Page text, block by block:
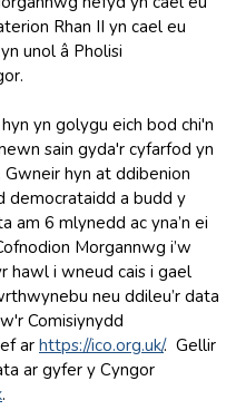
Rhan II yn cael eu
unol â Pholisi
yn golygu eich bod chi'n
sain gyda'r cyfarfod yn
hyn at ddibenion
democrataidd a budd y
6 mlynedd ac yna’n ei
Morgannwg i’w
hawl i wneud cais i gael
neu ddileu’r data
Comisiynydd
ar https://ico.org.uk/. Gellir
ar gyfer y Cyngor
.